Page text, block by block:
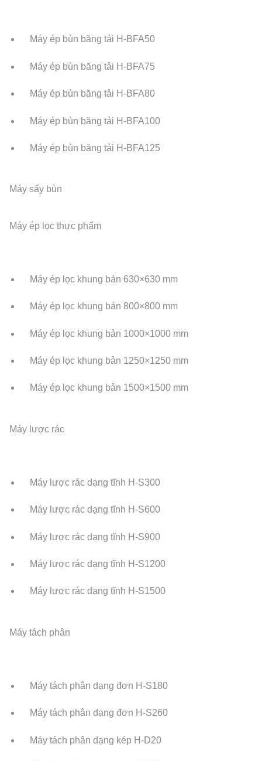
Máy ép bùn băng tải H-BFA50
Máy ép bùn băng tải H-BFA75
Máy ép bùn băng tải H-BFA80
Máy ép bùn băng tải H-BFA100
Máy ép bùn băng tải H-BFA125
Máy sấy bùn
Máy ép lọc thực phẩm
Máy ép lọc khung bản 630×630 mm
Máy ép lọc khung bản 800×800 mm
Máy ép lọc khung bản 1000×1000 mm
Máy ép lọc khung bản 1250×1250 mm
Máy ép lọc khung bản 1500×1500 mm
Máy lược rác
Máy lược rác dạng tĩnh H-S300
Máy lược rác dạng tĩnh H-S600
Máy lược rác dạng tĩnh H-S900
Máy lược rác dạng tĩnh H-S1200
Máy lược rác dạng tĩnh H-S1500
Máy tách phân
Máy tách phân dạng đơn H-S180
Máy tách phân dạng đơn H-S260
Máy tách phân dạng kép H-D20